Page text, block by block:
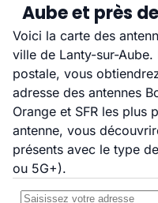
Aube et près
Voici la carte des
ville de Lanty-sur-
postale, vous
adresse des antennes
Orange et SFR les plus
antenne, vous
présents avec le type
ou 5G+).